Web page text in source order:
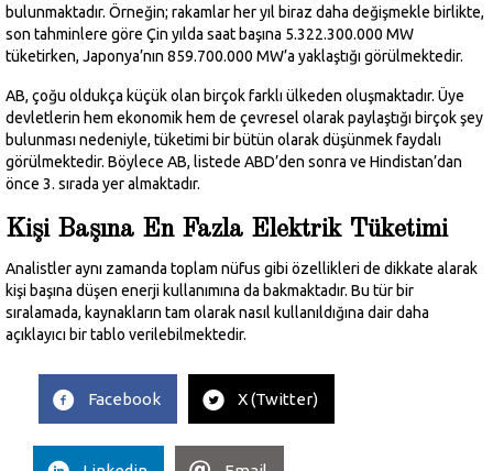
bulunmaktadır. Örneğin; rakamlar her yıl biraz daha değişmekle birlikte,
son tahminlere göre Çin yılda saat başına 5.322.300.000 MW
tüketirken, Japonya’nın 859.700.000 MW’a yaklaştığı görülmektedir.
AB, çoğu oldukça küçük olan birçok farklı ülkeden oluşmaktadır. Üye
devletlerin hem ekonomik hem de çevresel olarak paylaştığı birçok şey
bulunması nedeniyle, tüketimi bir bütün olarak düşünmek faydalı
görülmektedir. Böylece AB, listede ABD’den sonra ve Hindistan’dan
önce 3. sırada yer almaktadır.
Kişi Başına En Fazla Elektrik Tüketimi
Analistler aynı zamanda toplam nüfus gibi özellikleri de dikkate alarak
kişi başına düşen enerji kullanımına da bakmaktadır. Bu tür bir
sıralamada, kaynakların tam olarak nasıl kullanıldığına dair daha
açıklayıcı bir tablo verilebilmektedir.
Facebook X (Twitter)